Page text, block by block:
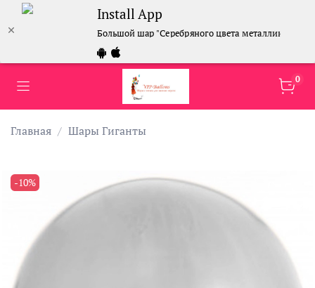
Install App
Большой шар "Серебряного цвета металлик" 90 см
0
Главная Шары Гиганты
-10%